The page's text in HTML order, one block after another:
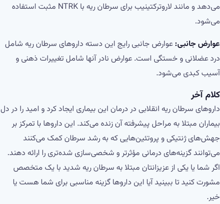
می‌دهد و مانند لاروترکتینیب برای سرطان ریه با NTRK مثبت استفاده
می‌شود.
عوارض جانبی: عوارض جانبی رایج این دسته داروهای سرطان ریه شامل
درد عضلانی و خستگی است. عوارض نادر آنها شامل تغییرات ذهنی و
آسیب کبدی می‌شود.
کلام آخر
داروهای سرطان ریه انقلابی در درمان این بیماری ایجاد کرد و امید را در دل
بیماران مبتلا به مراحل پیشرفته آن زنده می‌کند. این داروها با تمرکز بر
جهش‌های ژنتیکی و پروتئین‌هایی که به رشد سرطان کمک می‌کنند
می‌توانند گزینه‌های درمانی مؤثرتر و شخصی‌سازی شده‌تری را ارائه دهند.
اگر شما یا یکی از عزیزانتان مبتلا به سرطان ریه شدید با یک متخصص
مشورت کنید تا ببینید آیا این داروها گزینه مناسبی برای شما هست یا
خیر.